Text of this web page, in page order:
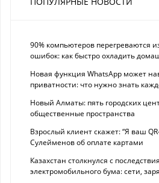
90% компьютеров перегреваются
ошибок: как быстро охладить
Новая функция WhatsApp может
приватности: что нужно знать
Новый Алматы: пять городских
общественные пространства
Взрослый клиент скажет: “Я ваш
Сулейменов об оплате картами
Казахстан столкнулся с
электромобильного бума: сети,